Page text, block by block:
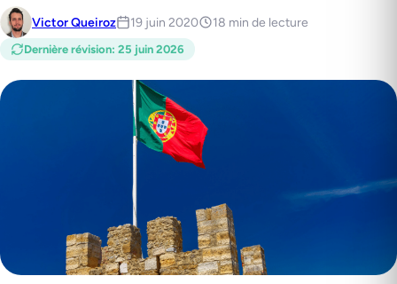
Victor Queiroz 19 juin 2020 18 min de lecture
Dernière révision: 25 juin 2026